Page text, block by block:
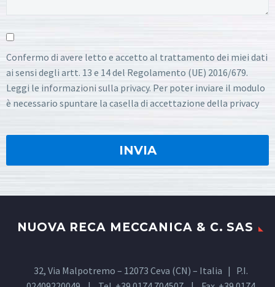
Confermo di avere letto e accetto al trattamento dei miei dati
ai sensi degli artt. 13 e 14 del Regolamento (UE) 2016/679.
Leggi le informazioni sulla privacy. Per poter inviare il modulo
è necessario spuntare la casella di accettazione della privacy
NUOVA RECA MECCANICA & C. SAS
32, Via Malpotremo – 12073 Ceva (CN) – Italia | P.I.